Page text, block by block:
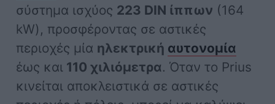
σύστημα ισχύος 223 DIN ίππων (164
kW), προσφέροντας σε αστικές
περιοχές μία ηλεκτρική αυτονομία
έως και 110 χιλιόμετρα. Όταν το Prius
κινείται αποκλειστικά σε αστικές